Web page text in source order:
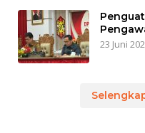
23 Juni